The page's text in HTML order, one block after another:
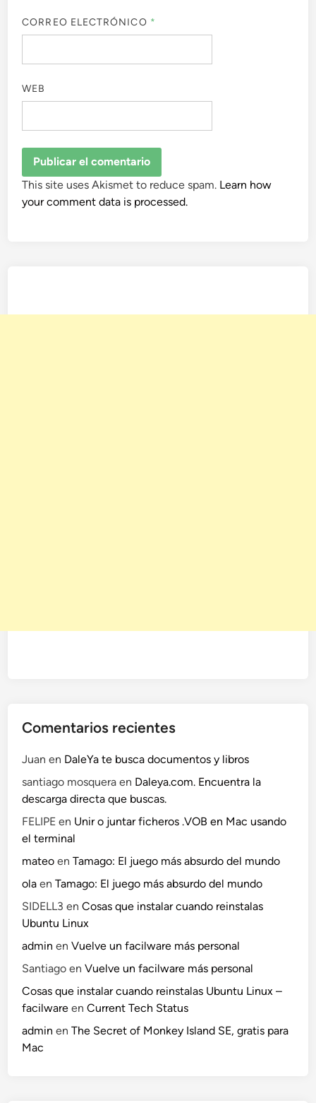
CORREO ELECTRÓNICO *
WEB
This site uses Akismet to reduce spam. Learn how
your comment data is processed.
Comentarios recientes
Juan en DaleYa te busca documentos y libros
santiago mosquera en Daleya.com. Encuentra la
descarga directa que buscas.
FELIPE en Unir o juntar ficheros .VOB en Mac usando
el terminal
mateo enTamago: El juego más absurdo del mundo
ola enTamago: El juego más absurdo del mundo
SIDELL3 enCosas que instalar cuando reinstalas
Ubuntu Linux
admin enVuelve un facilware más personal
Santiago enVuelve un facilware más personal
Cosas que instalar cuando reinstalas Ubuntu Linux –
facilware enCurrent Tech Status
admin enThe Secret of Monkey Island SE, gratis para
Mac